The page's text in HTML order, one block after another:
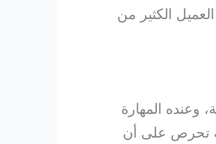
الكثير من
وعنده المهارة
تحرص على أن